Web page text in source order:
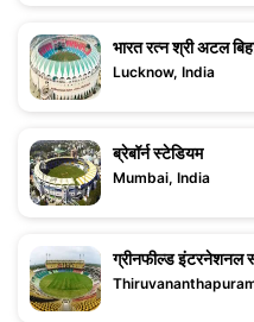
भारत रत्न श्री अटल
Lucknow, India
ब्रेबॉर्न स्टेडियम
Mumbai, India
ग्रीनफील्ड इंटरनेशनल